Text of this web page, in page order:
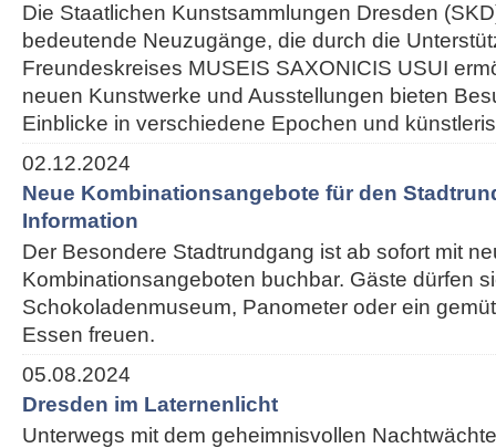
Die Staatlichen Kunstsammlungen Dresden
bedeutende Neuzugänge, die durch die
Freundeskreises MUSEIS SAXONICIS USUI
neuen Kunstwerke und Ausstellungen bieten
Einblicke in verschiedene Epochen und
02.12.2024
Neue Kombinationsangebote für den
Information
Der Besondere Stadtrundgang ist ab sofort mit
Kombinationsangeboten buchbar. Gäste dürfen
Schokoladenmuseum, Panometer oder ein
Essen freuen.
05.08.2024
Dresden im Laternenlicht
Unterwegs mit dem geheimnisvollen